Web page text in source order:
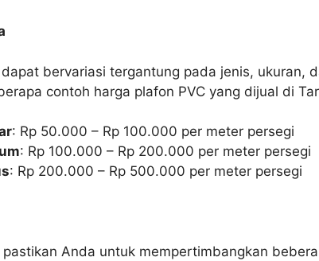
bervariasi tergantung pada jenis, ukuran,
contoh harga plafon PVC yang dijual di
: Rp 50.000 – Rp 100.000 per meter persegi
: Rp 100.000 – Rp 200.000 per meter persegi
: Rp 200.000 – Rp 500.000 per meter persegi
Anda untuk mempertimbangkan